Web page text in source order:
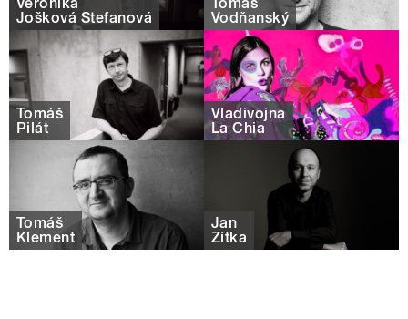
Jošková Štefanová
Vodňanský
Tomáš
Pilát
Vladivojna
La Chia
Tomáš
Klement
Jan
Zítka